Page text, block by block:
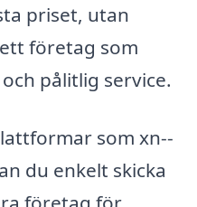
priset, utan
företag som
pålitlig service.
som xn--
du enkelt skicka